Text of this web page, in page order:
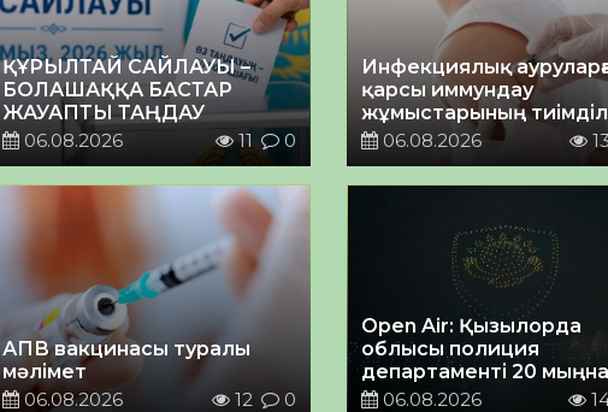
ҚҰРЫЛТАЙ САЙЛАУЫ –
БОЛАШАҚҚА БАСТАР
ЖАУАПТЫ ТАҢДАУ
06.08.2026
11 0
Инфекциялық
қарсы иммундау
жұмыстарының
06.08.2026
13
АПВ вакцинасы туралы
мәлімет
06.08.2026
12 0
Open Air: Қызылорда
облысы полиция
департаменті 20
астам көрерменнің
06.08.2026